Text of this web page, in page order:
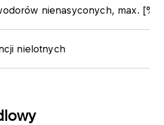
nienasyconych, max. [%
nielotnych